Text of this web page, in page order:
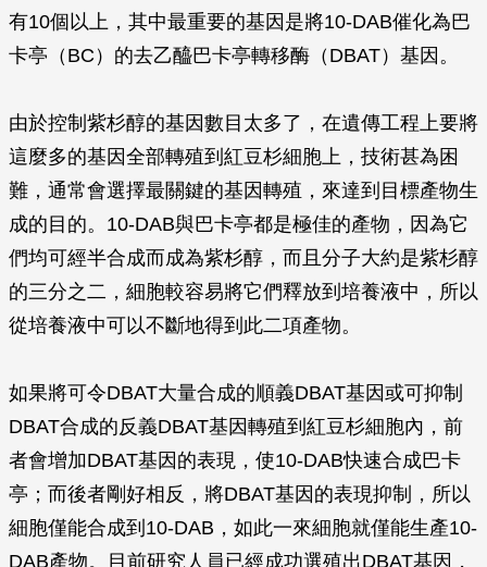
有10個以上，其中最重要的基因是將10-DAB催化為巴
卡亭（BC）的去乙醯巴卡亭轉移酶（DBAT）基因。
由於控制紫杉醇的基因數目太多了，在遺傳工程上要將
這麼多的基因全部轉殖到紅豆杉細胞上，技術甚為困
難，通常會選擇最關鍵的基因轉殖，來達到目標產物生
成的目的。10-DAB與巴卡亭都是極佳的產物，因為它
們均可經半合成而成為紫杉醇，而且分子大約是紫杉醇
的三分之二，細胞較容易將它們釋放到培養液中，所以
從培養液中可以不斷地得到此二項產物。
如果將可令DBAT大量合成的順義DBAT基因或可抑制
DBAT合成的反義DBAT基因轉殖到紅豆杉細胞內，前
者會增加DBAT基因的表現，使10-DAB快速合成巴卡
亭；而後者剛好相反，將DBAT基因的表現抑制，所以
細胞僅能合成到10-DAB，如此一來細胞就僅能生產10-
DAB產物。目前研究人員已經成功選殖出DBAT基因，